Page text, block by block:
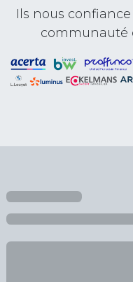
Ils nous
communauté